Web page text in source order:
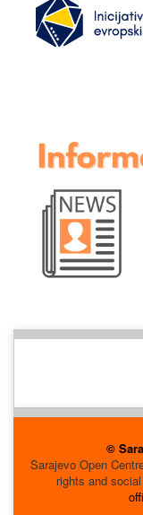
©
Sarajevo Open
rights and